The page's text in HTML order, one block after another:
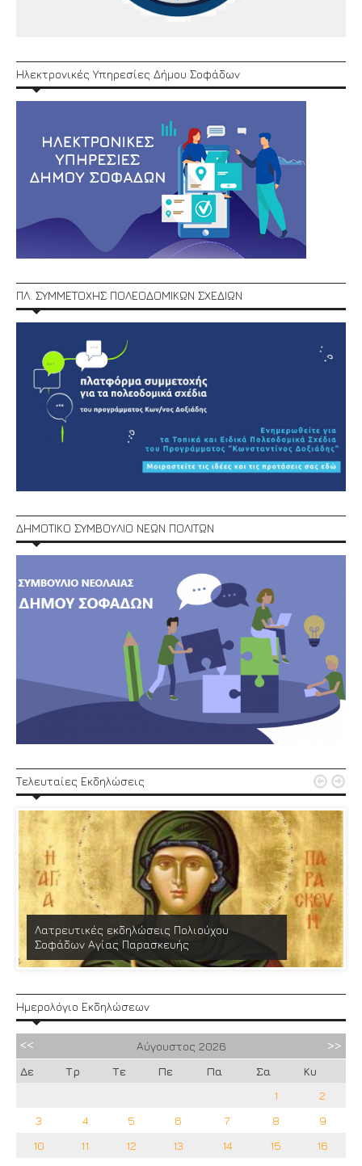
Ηλεκτρονικές Υπηρεσίες Δήμου Σοφάδων
ΠΛ. ΣΥΜΜΕΤΟΧΗΣ ΠΟΛΕΟΔΟΜΙΚΩΝ ΣΧΕΔΙΩΝ
ΔΗΜΟΤΙΚΟ ΣΥΜΒΟΥΛΙΟ ΝΕΩΝ ΠΟΛΙΤΩΝ
Τελευταίες Εκδηλώσεις
Λατρευτικές εκδηλώσεις Πολιούχου
Σοφάδων Αγίας Παρασκευής
 
Ημερολόγιο Εκδηλώσεων
Αύγουστος 2026
Δε
Τρ Τε Πε Πα Σα
Κυ
1
2
3
4 5 6 7 8
9
10
11 12 13 14 15
16